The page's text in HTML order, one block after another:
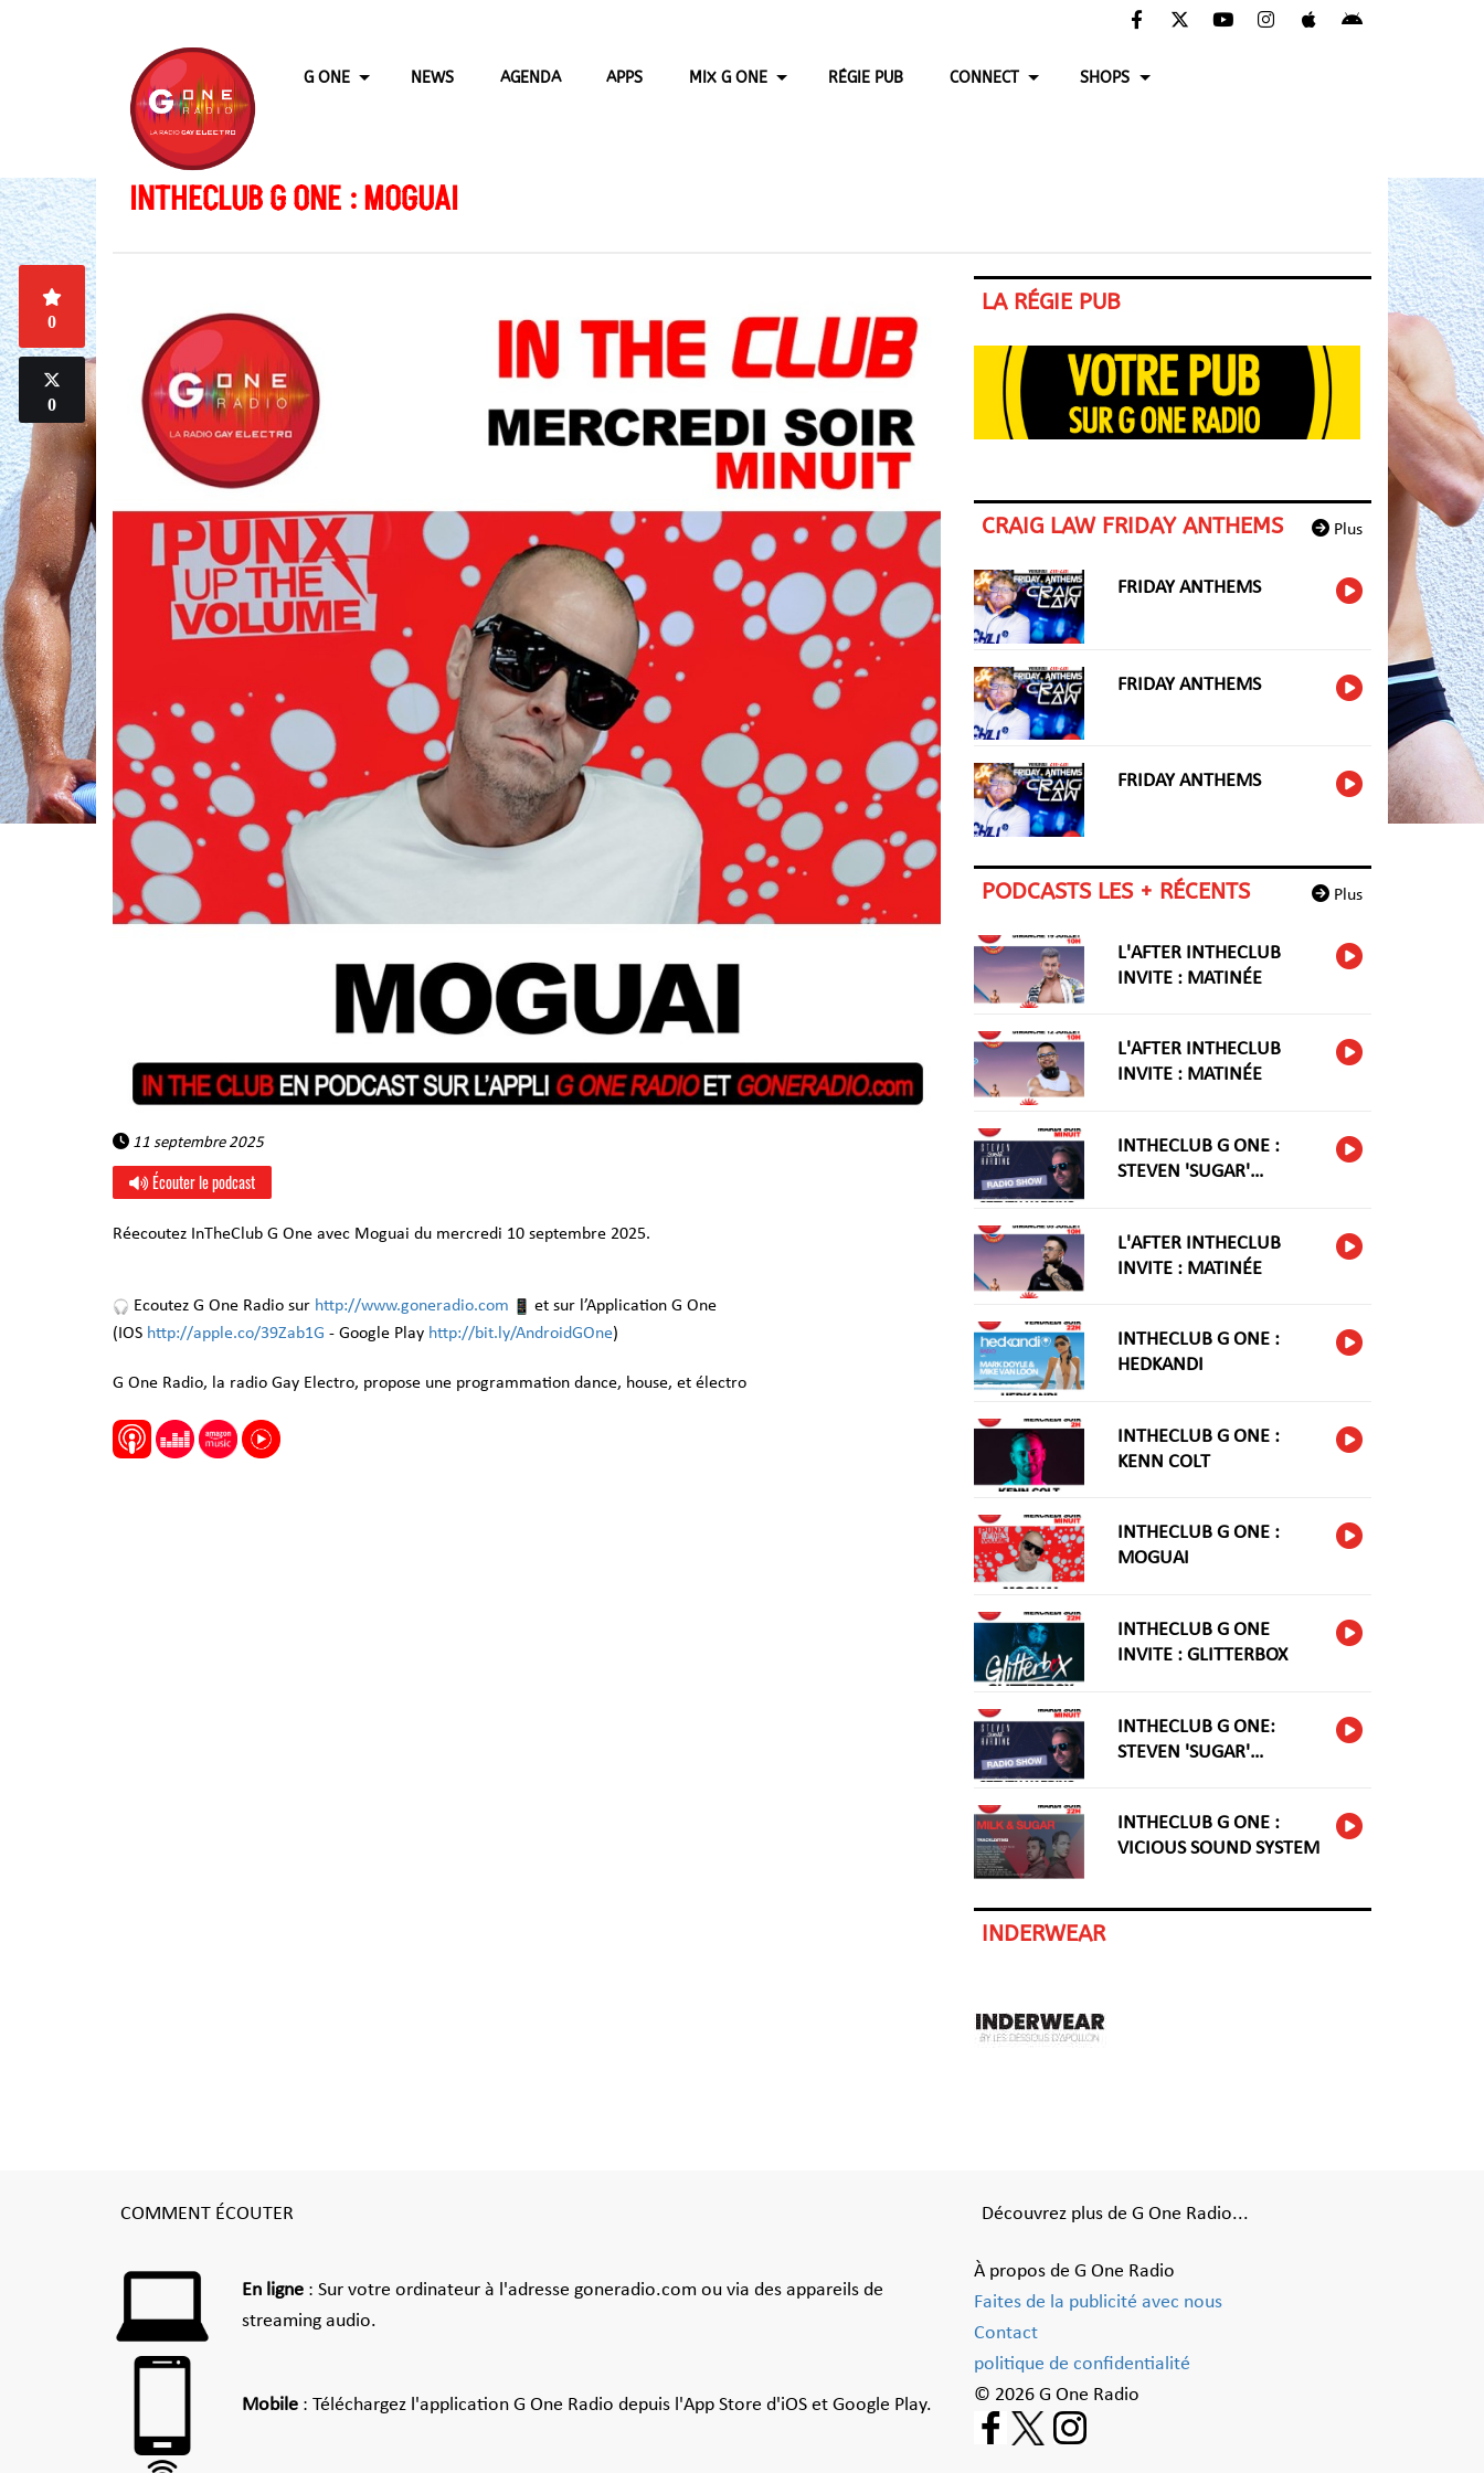
G ONE NEWS AGENDA APPS MIX G ONE RÉGIE PUB CONNECT SHOPS
INTHECLUB G ONE : MOGUAI
0
0
11 septembre 2025
Écouter le podcast
Réecoutez InTheClub G One avec Moguai du mercredi 10 septembre 2025.
Ecoutez G One Radio sur http://www.goneradio.com
et sur l’Application G One
(IOS http://apple.co/39Zab1G - Google Play http://bit.ly/AndroidGOne)
G One Radio, la radio Gay Electro, propose une programmation dance, house, et électro
LA RÉGIE PUB
Plus
CRAIG LAW FRIDAY ANTHEMS
FRIDAY ANTHEMS
FRIDAY ANTHEMS
FRIDAY ANTHEMS
Plus
PODCASTS LES + RÉCENTS
L'AFTER INTHECLUB
INVITE : MATINÉE
L'AFTER INTHECLUB
INVITE : MATINÉE
INTHECLUB G ONE :
STEVEN 'SUGAR'
L'AFTER INTHECLUB
INVITE : MATINÉE
INTHECLUB G ONE :
HEDKANDI
INTHECLUB G ONE :
KENN COLT
INTHECLUB G ONE :
MOGUAI
INTHECLUB G ONE
INVITE : GLITTERBOX
INTHECLUB G ONE:
STEVEN 'SUGAR'
INTHECLUB G ONE :
VICIOUS SOUND SYSTEM
INDERWEAR
COMMENT ÉCOUTER
En ligne : Sur votre ordinateur à l'adresse goneradio.com ou via des appareils de
streaming audio.
Mobile : Téléchargez l'application G One Radio depuis l'App Store d'iOS et Google Play.
Découvrez plus de G One Radio...
À propos de G One Radio
Faites de la publicité avec nous
Contact
politique de confidentialité
© 2026 G One Radio